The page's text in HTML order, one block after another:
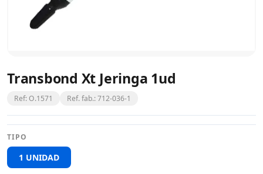
Transbond Xt Jeringa 1ud
Ref: O.1571 Ref. fab.: 712-036-1
TIPO
1 UNIDAD